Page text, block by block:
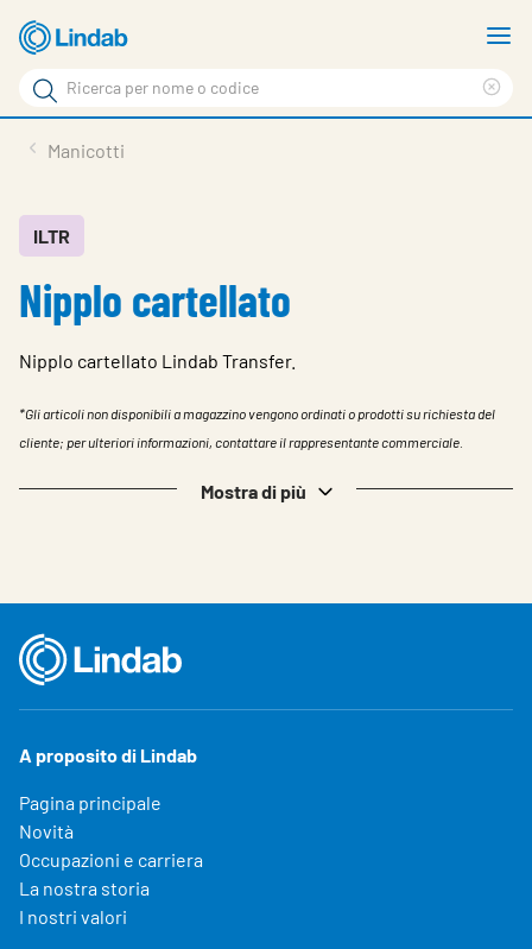
Log
visionare
Cerca
Cerca
Su Lindab
Su Tecnovent
Log in
Scegliere la lingua
Manicotti
ILTR
Nipplo cartellato
Nipplo cartellato Lindab Transfer.
*Gli articoli non disponibili a magazzino vengono ordinati o prodotti su richiesta del
cliente; per ulteriori informazioni, contattare il rappresentante commerciale.
Mostra di più
A proposito di Lindab
Pagina principale
Novità
Occupazioni e carriera
La nostra storia
I nostri valori